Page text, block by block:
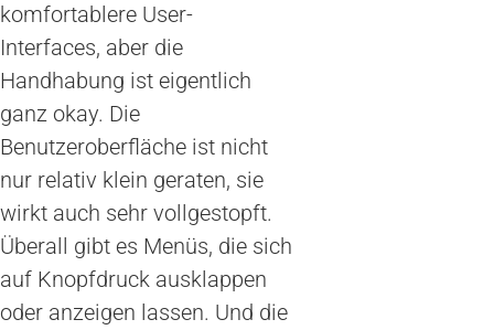
komfortablere User-
Interfaces, aber die
Handhabung ist eigentlich
ganz okay. Die
Benutzeroberfläche ist nicht
nur relativ klein geraten, sie
wirkt auch sehr vollgestopft.
Überall gibt es Menüs, die sich
auf Knopfdruck ausklappen
oder anzeigen lassen. Und die